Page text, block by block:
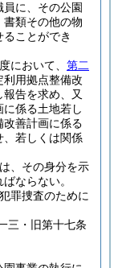
に、その公園
類その他の物
ことができ
において、 第二
用拠点整備改
告を求め、又
係る土地若し
改善計画に係る
、若しくは関係
、その身分を示
ならない。
罪捜査のために
三・旧第十七条